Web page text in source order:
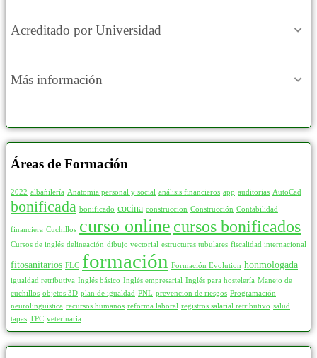
Acreditado por Universidad
Más información
Áreas de Formación
2022 albañilería Anatomia personal y social análisis financieros app auditorias AutoCad
bonificada bonificado cocina construccion Construcción Contabilidad
financiera Cuchillos curso online cursos bonificados
Cursos de inglés delineación dibujo vectorial estructuras tubulares fiscalidad internacional
fitosanitarios FLC formación Formación Evolution honmologada
igualdad retributiva Inglés básico Inglés empresarial Inglés para hostelería Manejo de
cuchillos objetos 3D plan de igualdad PNL prevencion de riesgos Programación
neurolinguistica recursos humanos reforma laboral registros salarial retributivo salud
tapas TPC veterinaria